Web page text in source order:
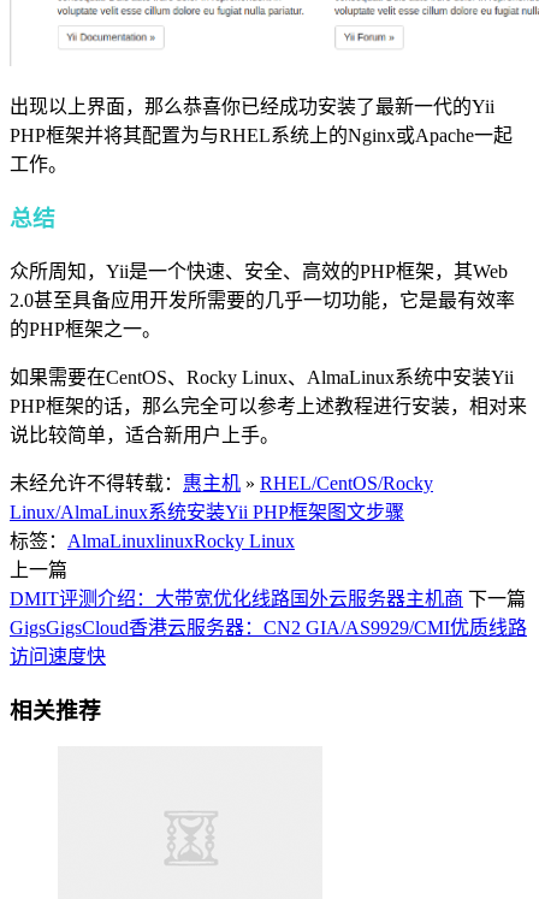
出现以上界面，那么恭喜你已经成功安装了最新一代的Yii
PHP框架并将其配置为与RHEL系统上的Nginx或Apache一起
工作。
总结
众所周知，Yii是一个快速、安全、高效的PHP框架，其Web
2.0甚至具备应用开发所需要的几乎一切功能，它是最有效率
的PHP框架之一。
如果需要在CentOS、Rocky Linux、AlmaLinux系统中安装Yii
PHP框架的话，那么完全可以参考上述教程进行安装，相对来
说比较简单，适合新用户上手。
未经允许不得转载： 惠主机 » RHEL/CentOS/Rocky
Linux/AlmaLinux系统安装Yii PHP框架图文步骤
标签： AlmaLinuxlinuxRocky Linux
上一篇
DMIT评测介绍：大带宽优化线路国外云服务器主机商 下一篇
GigsGigsCloud香港云服务器：CN2 GIA/AS9929/CMI优质线路
访问速度快
相关推荐